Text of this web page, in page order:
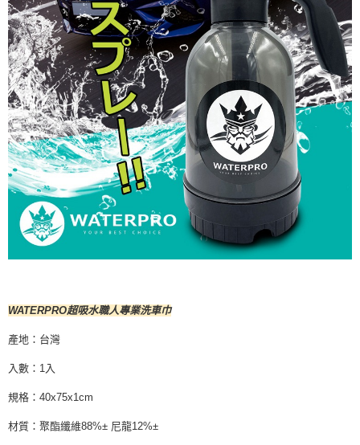
WATERPRO超吸水職人專業洗車巾
產地：台灣
入數：1入
規格：40x75x1cm
材質：聚酯纖維88%± 尼龍12%±